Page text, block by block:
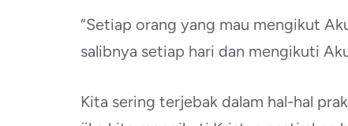
“Setiap orang yang mau mengikut
salibnya setiap hari dan mengikuti
Kita sering terjebak dalam hal-hal